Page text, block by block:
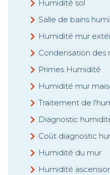
Humidité sol
Salle de bains
Humidité mur
Condensation des
Primes Humidité
Humidité mur
Traitement de
Diagnostic
Coût diagnostic
Humidité du mur
Humidité